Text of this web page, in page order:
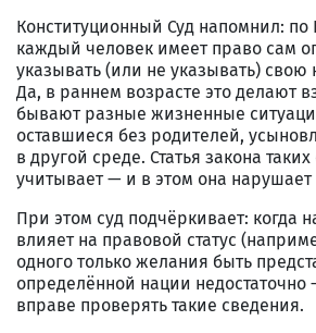
Конституционный Суд напомнил: по
каждый человек имеет право сам
указывать (или не указывать) свою
Да, в раннем возрасте это делают
бывают разные жизненные
оставшиеся без родителей,
в другой среде. Статья закона
учитывает — и в этом она нарушает
При этом суд подчёркивает: когда
влияет на правовой статус
одного только желания быть
определённой нации недостаточно
вправе проверять такие сведения.